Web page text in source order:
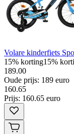
Volare kinderfiets
15% korting15%
189.00
Oude prijs: 189 euro
160.65
Prijs: 160.65 euro